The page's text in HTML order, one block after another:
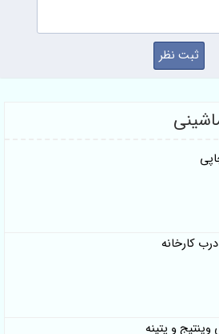
کارخانه
و پتینه